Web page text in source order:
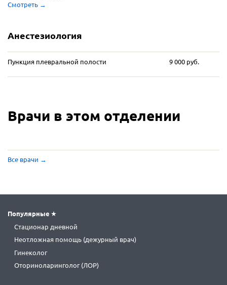
Анестезиология
Пункция плевральной полости 9 000 руб.
Смотреть →
Врачи в этом отделении
Все врачи →
Популярные
Стационар дневной
Неотложная помощь (дежурный врач)
Гинеколог
Оториноларинголог (ЛОР)